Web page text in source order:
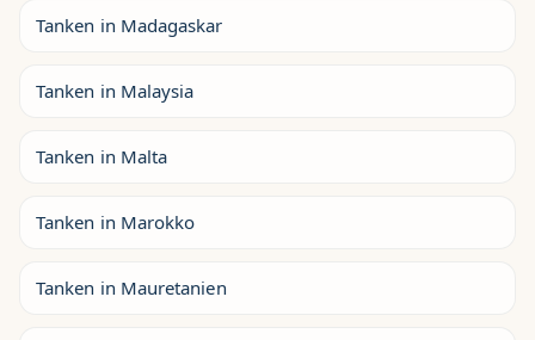
Tanken in Madagaskar
Tanken in Malaysia
Tanken in Malta
Tanken in Marokko
Tanken in Mauretanien